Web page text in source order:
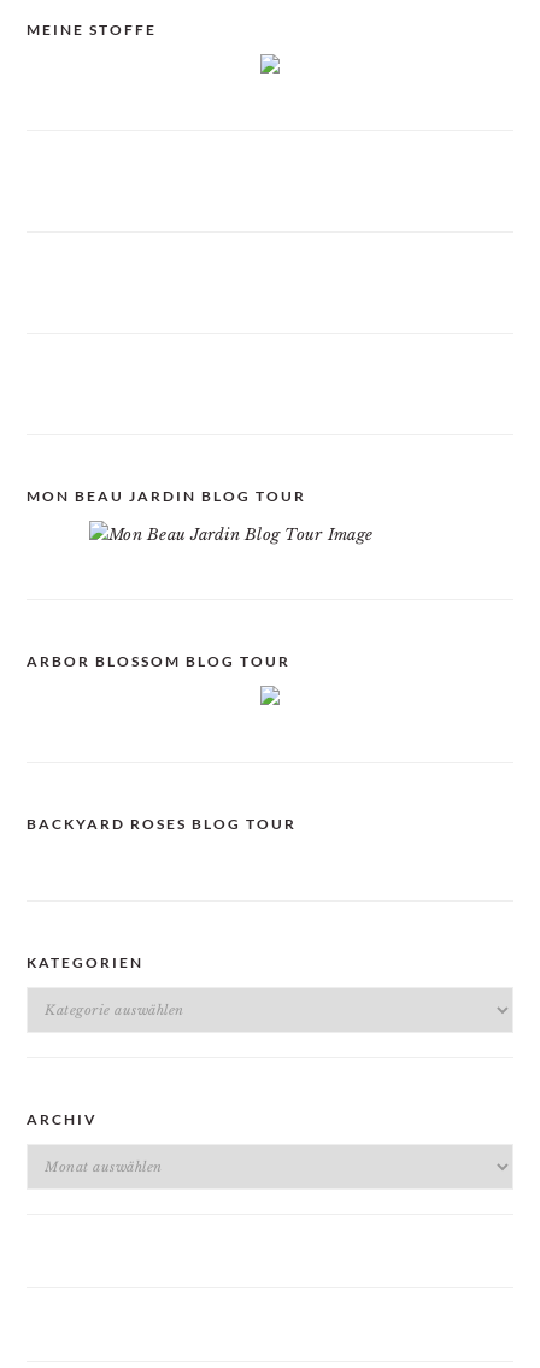
MEINE STOFFE
MON BEAU JARDIN BLOG TOUR
ARBOR BLOSSOM BLOG TOUR
BACKYARD ROSES BLOG TOUR
KATEGORIEN
Kategorien
ARCHIV
Archiv